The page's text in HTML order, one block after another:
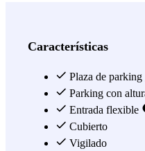
puede ir andando hasta la
Worlds Amsterdam también se
Kalverstraat, donde podrás ir
Hotel Krasnapolsky está tan
Rojo y desplazarse a pie a
y sencilla. Por ejemplo, llegar
Características
Plaza de parking
Parking con
Entrada flexible
Cubierto
Vigilado